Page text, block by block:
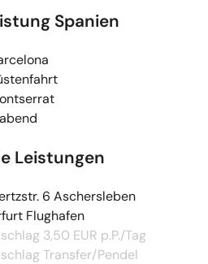
Spanien
werden geladen
werden geladen
werden geladen
werden geladen
Leistungen
6 Aschersleben
Flughafen
3,50 EUR p.P./Tag
Transfer/Pendel